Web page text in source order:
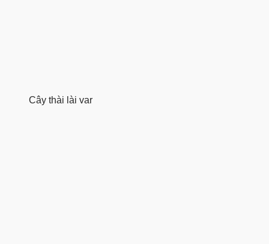
Cây thài lài var